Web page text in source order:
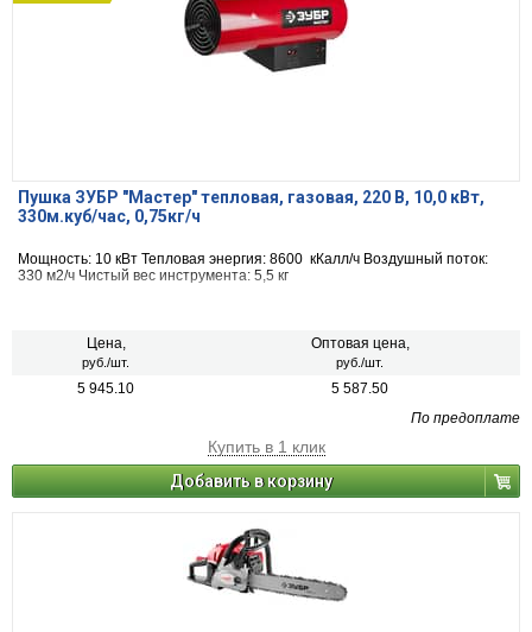
Пушка ЗУБР "Мастер" тепловая, газовая, 220 В, 10,0 кВт,
330м.куб/час, 0,75кг/ч
Мощность: 10 кВт Тепловая энергия: 8600 кКалл/ч Воздушный поток:
330 м2/ч Чистый вес инструмента: 5,5 кг
Цена,
руб./шт.
Оптовая цена,
руб./шт.
5 945.10
5 587.50
По предоплате
Купить в 1 клик
Добавить в корзину